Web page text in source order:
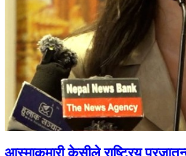
आस्माकुमारी केसीले राष्ट्रिय